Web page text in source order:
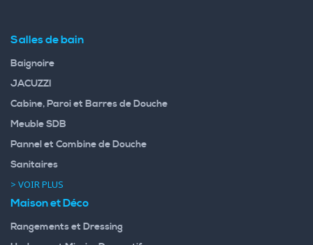
Salles de bain
Baignoire
JACUZZI
Cabine, Paroi et Barres de Douche
Meuble SDB
Pannel et Combine de Douche
Sanitaires
> VOIR PLUS
Maison et Déco
Rangements et Dressing